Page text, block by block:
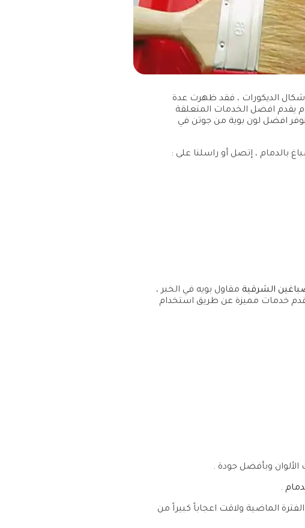
اشكال الديكورات ، فقد ظهرت عدة
يقدم افضل الخدمات المتعلقة
افضل لون بوية من جوتن في
بالدمام ، إتصل أو راسلنا على :
الشرقية مقاول بويه في الخبر ،
خدمات مميزة عن طريق استخدام
الألوان وبأفضل جودة .
.
الماضية ولاقت اعجاباً كبيراً من